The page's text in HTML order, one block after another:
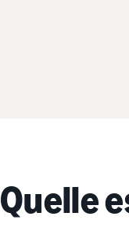
Quelle